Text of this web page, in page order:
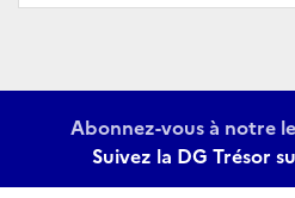
Abonnez-vous à notre
Suivez la DG Trésor